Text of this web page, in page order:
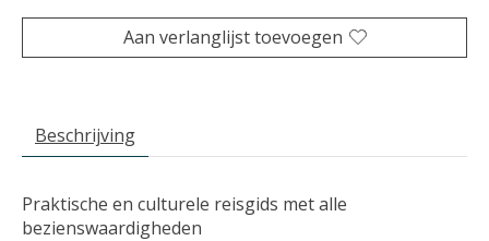
Aan verlanglijst toevoegen
Beschrijving
Praktische en culturele reisgids met alle
bezienswaardigheden